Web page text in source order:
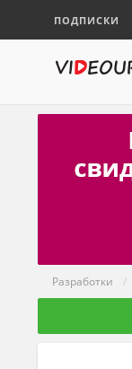
ПОДПИСКИ
Разработки /